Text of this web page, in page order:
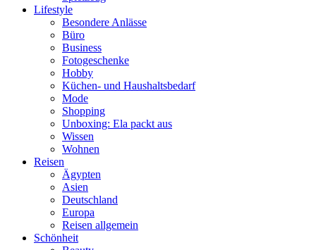
Lifestyle
Besondere Anlässe
Büro
Business
Fotogeschenke
Hobby
Küchen- und Haushaltsbedarf
Mode
Shopping
Unboxing: Ela packt aus
Wissen
Wohnen
Reisen
Ägypten
Asien
Deutschland
Europa
Reisen allgemein
Schönheit